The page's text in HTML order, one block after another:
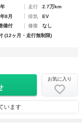
走行
2.7万km
8月 排気
EV
備付 修復
なし
(12ヶ月・走行無制限)
お気に入り
います